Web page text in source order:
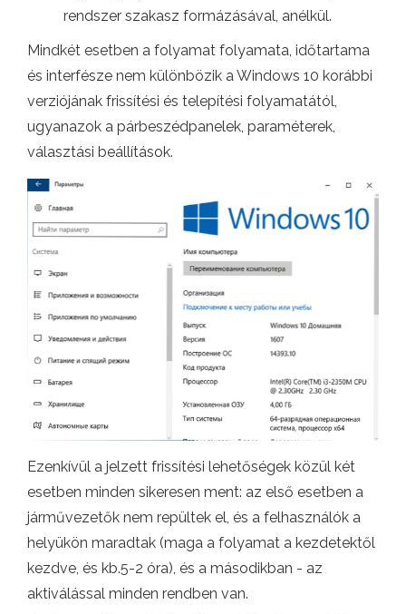
rendszer szakasz formázásával, anélkül.
Mindkét esetben a folyamat folyamata, időtartama
és interfésze nem különbözik a Windows 10 korábbi
verziójának frissítési és telepítési folyamatától,
ugyanazok a párbeszédpanelek, paraméterek,
választási beállítások.
Ezenkívül a jelzett frissítési lehetőségek közül két
esetben minden sikeresen ment: az első esetben a
járművezetők nem repültek el, és a felhasználók a
helyükön maradtak (maga a folyamat a kezdetektől
kezdve, és kb.5-2 óra), és a másodikban - az
aktiválással minden rendben van.